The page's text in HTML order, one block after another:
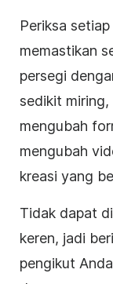
Periksa
memastikan
persegi
sedikit miring,
mengubah
mengubah
kreasi yang
Tidak dapat
keren, jadi
pengikut